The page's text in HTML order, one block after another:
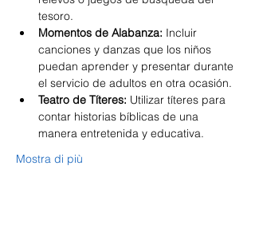
tesoro.
Momentos de Alabanza: Incluir
canciones y danzas que los niños
puedan aprender y presentar durante
el servicio de adultos en otra ocasión.
Teatro de Títeres: Utilizar títeres para
contar historias bíblicas de una
manera entretenida y educativa.
Mostra di più